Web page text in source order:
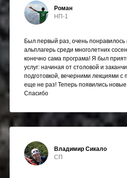
Роман
НП-1
Был первый раз, очень
альплагерь среди многолетних
конечно сама програма! Я был
услуг: начиная от столовой и
подготовкой, вечерними лекциями
еще не раз! Теперь появились
Спасибо
Владимир Сикало
СП